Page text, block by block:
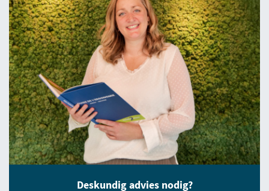
Deskundig advies nodig?